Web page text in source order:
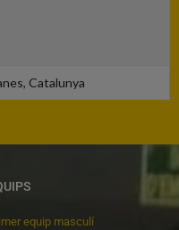
Catalunya
equip masculí